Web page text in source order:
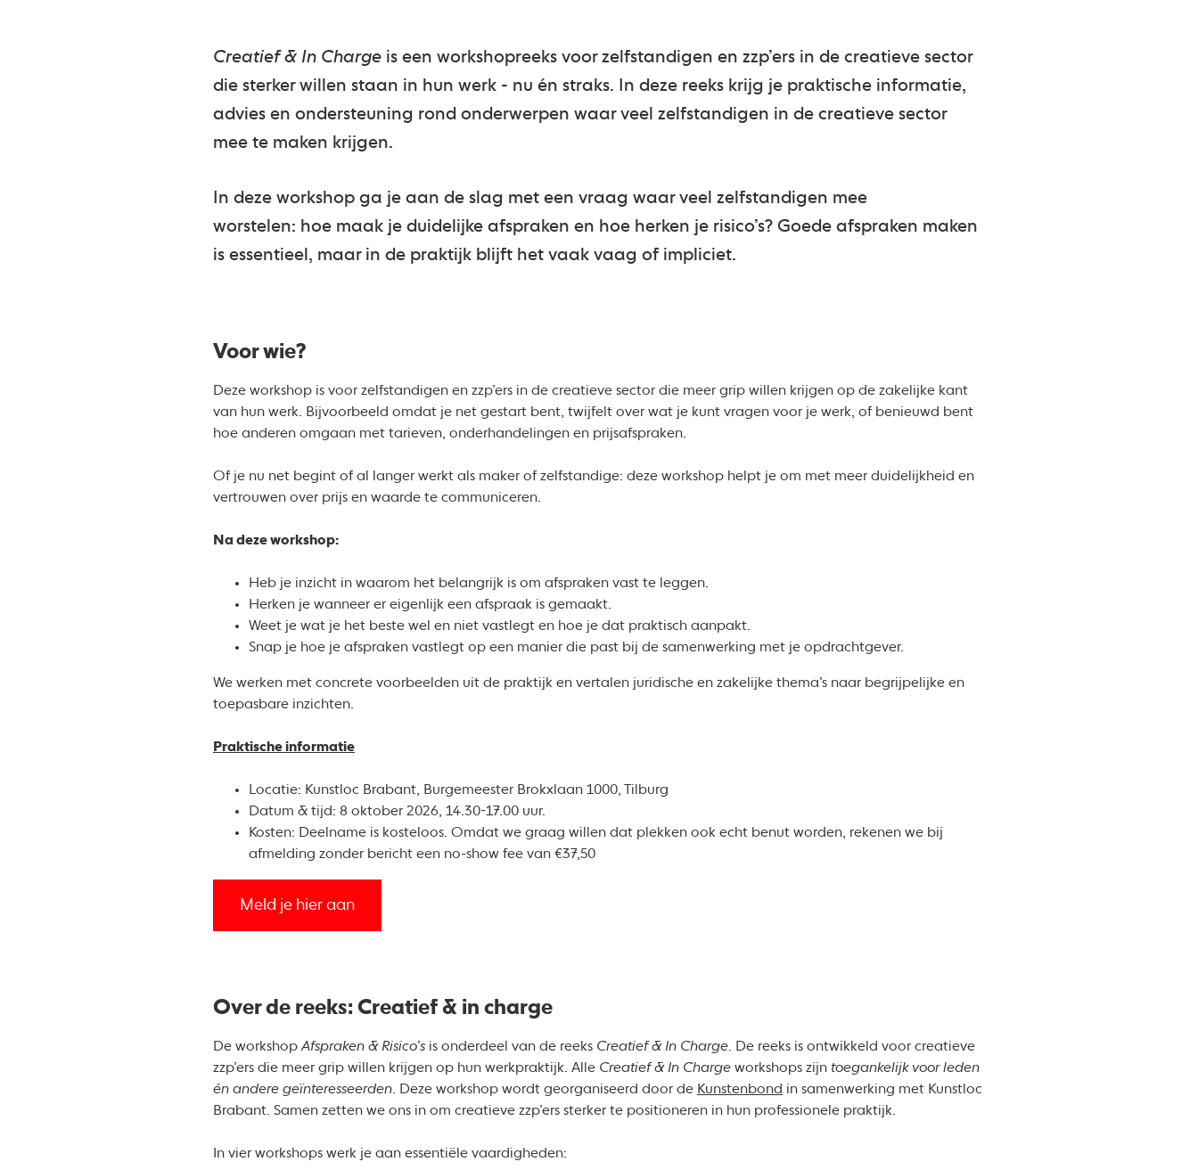
Creatief & In Charge is een workshopreeks voor zelfstandigen en zzp’ers in de creatieve sector
die sterker willen staan in hun werk - nu én straks. In deze reeks krijg je praktische informatie,
advies en ondersteuning rond onderwerpen waar veel zelfstandigen in de creatieve sector
mee te maken krijgen.
In deze workshop ga je aan de slag met een vraag waar veel zelfstandigen mee
worstelen: hoe maak je duidelijke afspraken en hoe herken je risico’s? Goede afspraken maken
is essentieel, maar in de praktijk blijft het vaak vaag of impliciet.
Voor wie?
Deze workshop is voor zelfstandigen en zzp’ers in de creatieve sector die meer grip willen krijgen op de zakelijke kant
van hun werk. Bijvoorbeeld omdat je net gestart bent, twijfelt over wat je kunt vragen voor je werk, of benieuwd bent
hoe anderen omgaan met tarieven, onderhandelingen en prijsafspraken.
Of je nu net begint of al langer werkt als maker of zelfstandige: deze workshop helpt je om met meer duidelijkheid en
vertrouwen over prijs en waarde te communiceren.
Na deze workshop:
Heb je inzicht in waarom het belangrijk is om afspraken vast te leggen.
Herken je wanneer er eigenlijk een afspraak is gemaakt.
Weet je wat je het beste wel en niet vastlegt en hoe je dat praktisch aanpakt.
Snap je hoe je afspraken vastlegt op een manier die past bij de samenwerking met je opdrachtgever.
We werken met concrete voorbeelden uit de praktijk en vertalen juridische en zakelijke thema’s naar begrijpelijke en
toepasbare inzichten.
Praktische informatie
Locatie: Kunstloc Brabant, Burgemeester Brokxlaan 1000, Tilburg
Datum & tijd: 8 oktober 2026, 14.30-17.00 uur.
Kosten: Deelname is kosteloos. Omdat we graag willen dat plekken ook echt benut worden, rekenen we bij
afmelding zonder bericht een no-show fee van €37,50
Meld je hier aan
Over de reeks: Creatief & in charge
De workshopAfspraken & Risico’s is onderdeel van de reeks Creatief & In Charge. De reeks is ontwikkeld voor creatieve
zzp’ers die meer grip willen krijgen op hun werkpraktijk. Alle Creatief & In Charge workshops zijn toegankelijk voor leden
én andere geïnteresseerden. Deze workshop wordt georganiseerd door de Kunstenbond in samenwerking met Kunstloc
Brabant. Samen zetten we ons in om creatieve zzp’ers sterker te positioneren in hun professionele praktijk.
In vier workshops werk je aan essentiële vaardigheden: